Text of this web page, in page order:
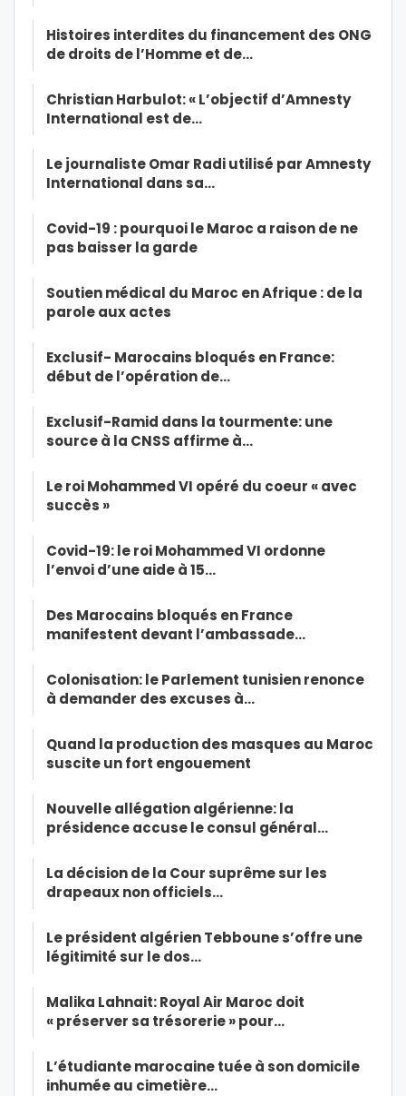
Histoires interdites du financement des ONG
de droits de l’Homme et de…
Christian Harbulot: « L’objectif d’Amnesty
International est de…
Le journaliste Omar Radi utilisé par Amnesty
International dans sa…
Covid-19 : pourquoi le Maroc a raison de ne
pas baisser la garde
Soutien médical du Maroc en Afrique : de la
parole aux actes
Exclusif- Marocains bloqués en France:
début de l’opération de…
Exclusif-Ramid dans la tourmente: une
source à la CNSS affirme à…
Le roi Mohammed VI opéré du coeur « avec
succès »
Covid-19: le roi Mohammed VI ordonne
l’envoi d’une aide à 15…
Des Marocains bloqués en France
manifestent devant l’ambassade…
Colonisation: le Parlement tunisien renonce
à demander des excuses à…
Quand la production des masques au Maroc
suscite un fort engouement
Nouvelle allégation algérienne: la
présidence accuse le consul général…
La décision de la Cour suprême sur les
drapeaux non officiels…
Le président algérien Tebboune s’offre une
légitimité sur le dos…
Malika Lahnait: Royal Air Maroc doit
« préserver sa trésorerie » pour…
L’étudiante marocaine tuée à son domicile
inhumée au cimetière…